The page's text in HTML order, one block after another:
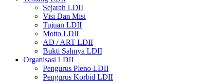
Sejarah LDII
Visi Dan Misi
Tujuan LDII
Motto LDII
AD / ART LDII
Bukti Sahnya LDII
Organisasi LDII
Pengurus Pleno LDII
Pengurus Korbid LDII